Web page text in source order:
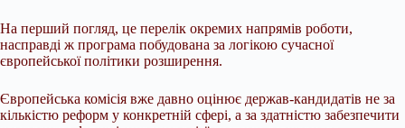
На перший погляд, це перелік окремих напрямів роботи,
насправді ж програма побудована за логікою сучасної
європейської політики розширення.
Європейська комісія вже давно оцінює держав-кандидатів не за
кількістю реформ у конкретній сфері, а за здатністю забезпечити